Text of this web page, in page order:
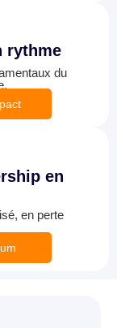
rythme
du
en
en perte